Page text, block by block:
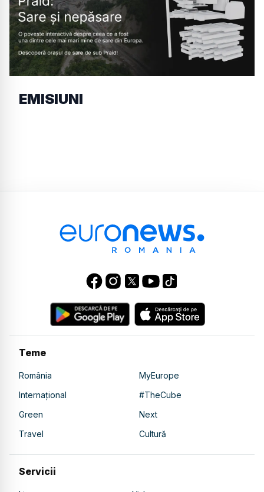
EMISIUNI
Teme
România
MyEurope
Internațional
#TheCube
Green
Next
Travel
Cultură
Servicii